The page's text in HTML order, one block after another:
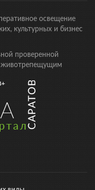
освещение
культурных и бизнес
проверенной
животрепещущим